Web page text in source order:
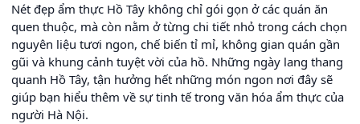
Nét đẹp ẩm thực Hồ Tây không chỉ gói gọn ở các quán ăn
quen thuộc, mà còn nằm ở từng chi tiết nhỏ trong cách chọn
nguyên liệu tươi ngon, chế biến tỉ mỉ, không gian quán gần
gũi và khung cảnh tuyệt vời của hồ. Những ngày lang thang
quanh Hồ Tây, tận hưởng hết những món ngon nơi đây sẽ
giúp bạn hiểu thêm về sự tinh tế trong văn hóa ẩm thực của
người Hà Nội.